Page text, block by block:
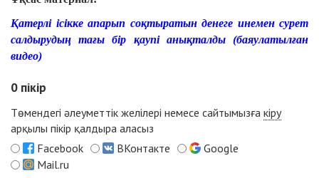
Қатерлі ісікке апарып соқтыратын денеге инемен сурет
салдырудың тағы бір қаупі анықталды (баяулатылған
видео)
0 пікір
Төмендегі әлеуметтік желілері немесе сайтымызға кіру
арқылы пікір қалдыра аласыз
Facebook
ВКонтакте
Google
Mail.ru